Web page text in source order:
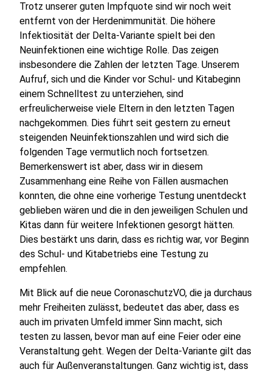
Trotz unserer guten Impfquote sind wir noch weit
entfernt von der Herdenimmunität. Die höhere
Infektiosität der Delta-Variante spielt bei den
Neuinfektionen eine wichtige Rolle. Das zeigen
insbesondere die Zahlen der letzten Tage. Unserem
Aufruf, sich und die Kinder vor Schul- und Kitabeginn
einem Schnelltest zu unterziehen, sind
erfreulicherweise viele Eltern in den letzten Tagen
nachgekommen. Dies führt seit gestern zu erneut
steigenden Neuinfektionszahlen und wird sich die
folgenden Tage vermutlich noch fortsetzen.
Bemerkenswert ist aber, dass wir in diesem
Zusammenhang eine Reihe von Fällen ausmachen
konnten, die ohne eine vorherige Testung unentdeckt
geblieben wären und die in den jeweiligen Schulen und
Kitas dann für weitere Infektionen gesorgt hätten.
Dies bestärkt uns darin, dass es richtig war, vor Beginn
des Schul- und Kitabetriebs eine Testung zu
empfehlen.
Mit Blick auf die neue CoronaschutzVO, die ja durchaus
mehr Freiheiten zulässt, bedeutet das aber, dass es
auch im privaten Umfeld immer Sinn macht, sich
testen zu lassen, bevor man auf eine Feier oder eine
Veranstaltung geht. Wegen der Delta-Variante gilt das
auch für Außenveranstaltungen. Ganz wichtig ist, dass